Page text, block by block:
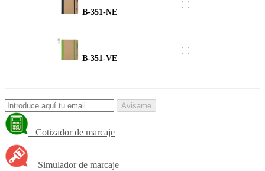
B-351-NE
B-351-VE
Avisame
Cotizador de marcaje
Simulador de marcaje